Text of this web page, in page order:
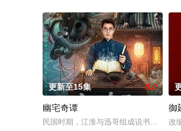
更新至15集 5.0
幽宅奇谭
民国时期，江淮与迅哥组成说书班子，
御
改